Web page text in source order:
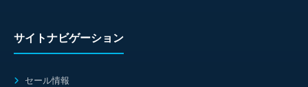
サイトナビゲーション
セール情報